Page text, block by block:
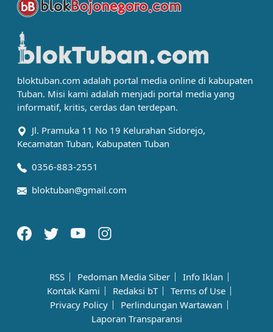
bloktuban.com adalah portal media online di kabupaten
Tuban. Misi kami adalah menjadi portal media yang
informatif, kritis, cerdas dan terdepan.
Jl. Pramuka 11 No 19 Kelurahan Sidorejo,
Kecamatan Tuban, Kabupaten Tuban
0356-883-2551
bloktuban@gmail.com
RSS Pedoman Media Siber
Info Iklan
Kontak Kami
Redaksi bT
Terms of Use
Privacy Policy
Perlindungan Wartawan
Laporan Transparansi